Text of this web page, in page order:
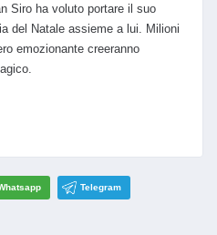
Siro ha voluto portare il suo
del Natale assieme a lui. Milioni
emozionante creeranno
Telegram